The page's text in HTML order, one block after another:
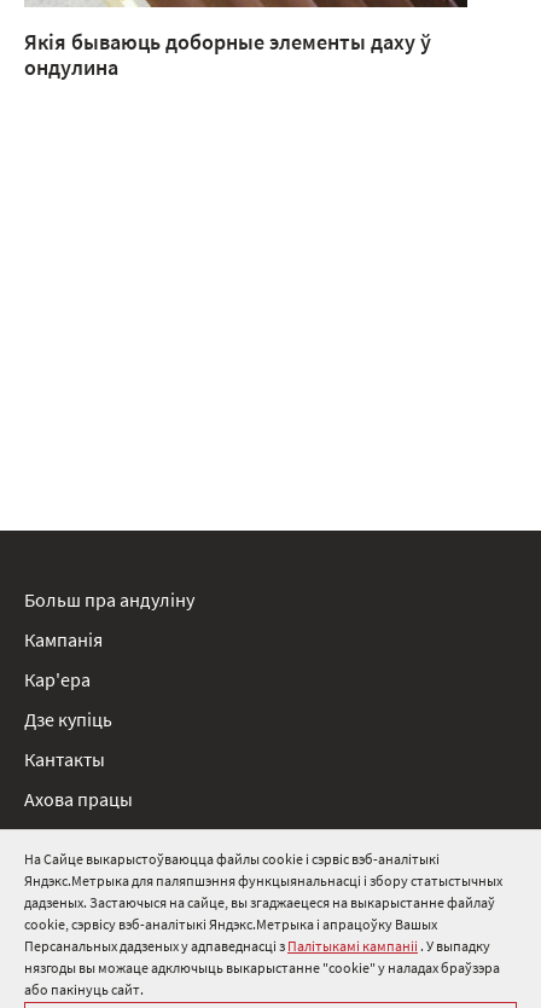
На Сайце выкарыстоўваюцца файлы cookie і сэрвіс вэб-аналітыкі
Яндэкс.Метрыка для паляпшэння функцыянальнасці і збору статыстычных
дадзеных. Застаючыся на сайце, вы згаджаецеся на выкарыстанне файлаў
cookie, сэрвісу вэб-аналітыкі Яндэкс.Метрыка і апрацоўку Вашых
Персанальных дадзеных у адпаведнасці з Палітыкамі кампаніі . У выпадку
нязгоды вы можаце адключыць выкарыстанне "cookie" у наладах браўзэра
або пакінуць сайт.
Якія бываюць доборные элементы даху ў
ондулина
8 800 511 91 82
info@onduline.ru
Росія Беларусь Казахстан
Больш пра андуліну
Кампанія
Кар'ера
Дзе купіць
Кантакты
Ахова працы